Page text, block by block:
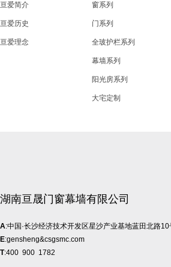
亘爱简介
亘爱历史
亘爱理念
窗系列
门系列
全玻护栏系列
幕墙系列
阳光房系列
大宅定制
湖南亘晟门窗幕墙有限公司
A:中国·长沙经济技术开发区星沙产业基地蓝田北路10
E:gensheng&csgsmc.com
T:400 900 1782